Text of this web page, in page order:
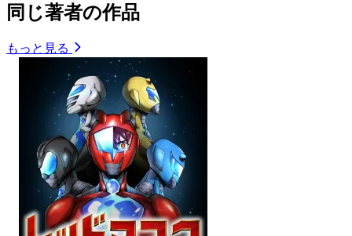
同じ著者の作品
もっと見る